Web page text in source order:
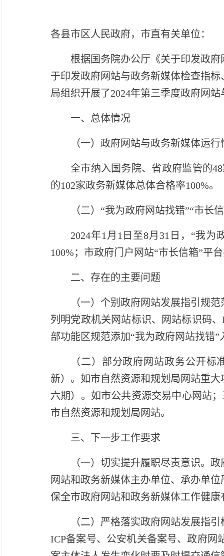
各县市区人民政府，市直有关单位：
根据国务院办公厅《关于印发政
于印发政府网站与政务新媒体检查指
局组织开展了2024年第三季度政府网
一、总体情况
（一）政府网站与政务新媒体运行
全市纳入国务院、省政府监管的
的102家政务新媒体总体合格率100%。
（二）“我为政府网站找错”“市长
2024年1月1日至8月31日，“我
100%；市政府门户网站“市长信箱”平
二、存在的主要问题
（一）个别政府网站发展指引规
列明党政机关网站标识、网站标识码
部功能区规范添加“我为政府网站找错”
（二）部分政府网站政务公开
新）。如市自然资源和规划局网站重
六期）。如市公共资源交易中心网站
市自然资源和规划局网站。
三、下一步工作要求
（一）切实提升履职尽责意识。
网站和政务新媒体主办单位、承办单
保全市政府网站和政务新媒体工作健康
（二）严格落实政府网站发展指
ICP备案号、公安机关备案号、政府